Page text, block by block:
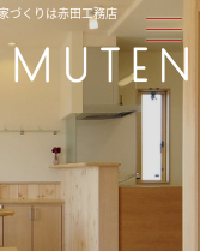
づくりは赤田工務店